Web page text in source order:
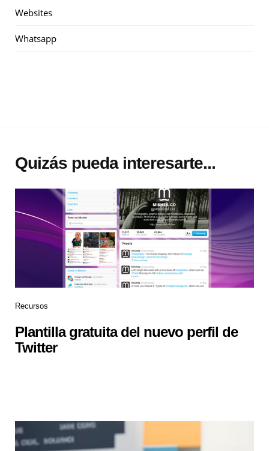
Websites
Whatsapp
Quizás pueda interesarte...
Recursos
Plantilla gratuita del nuevo perfil de
Twitter